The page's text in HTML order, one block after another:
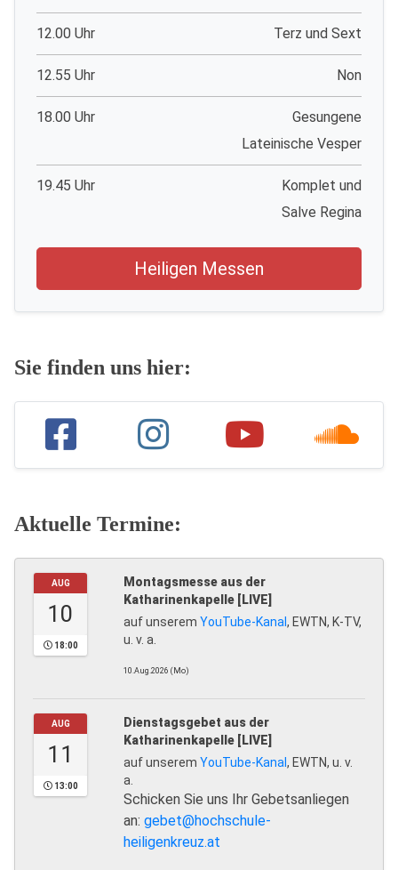
12.00 Uhr Terz und Sext
12.55 Uhr Non
18.00 Uhr
Gesungene
Lateinische Vesper
19.45 Uhr
Komplet und
Salve Regina
Heiligen Messen
Sie finden uns hier:
Aktuelle Termine:
AUG
10
18:00
Montagsmesse aus der
Katharinenkapelle [LIVE]
auf unserem YouTube-Kanal, EWTN, K-TV,
u. v. a.
10.Aug.2026 (Mo)
AUG
11
13:00
Dienstagsgebet aus der
Katharinenkapelle [LIVE]
auf unserem YouTube-Kanal, EWTN, u. v.
a.
Schicken Sie uns Ihr Gebetsanliegen
an: gebet@hochschule-
heiligenkreuz.at